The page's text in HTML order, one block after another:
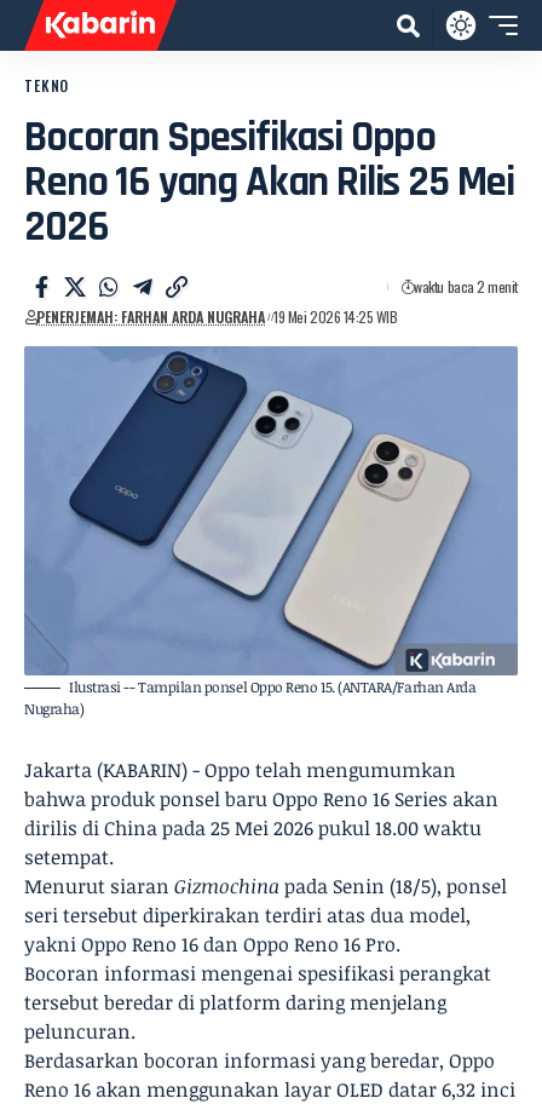
TEKNO
Bocoran Spesifikasi Oppo
Reno 16 yang Akan Rilis 25 Mei
2026
PENERJEMAH: FARHAN ARDA NUGRAHA 19 Mei 2026 14:25 WIB
waktu baca 2 menit
Ilustrasi -- Tampilan ponsel Oppo Reno 15. (ANTARA/Farhan Arda
Nugraha)
Jakarta (KABARIN) - Oppo telah mengumumkan
bahwa produk ponsel baru Oppo Reno 16 Series akan
dirilis di China pada 25 Mei 2026 pukul 18.00 waktu
setempat.
Menurut siaran Gizmochina pada Senin (18/5), ponsel
seri tersebut diperkirakan terdiri atas dua model,
yakni Oppo Reno 16 dan Oppo Reno 16 Pro.
Bocoran informasi mengenai spesifikasi perangkat
tersebut beredar di platform daring menjelang
peluncuran.
Berdasarkan bocoran informasi yang beredar, Oppo
Reno 16 akan menggunakan layar OLED datar 6,32 inci